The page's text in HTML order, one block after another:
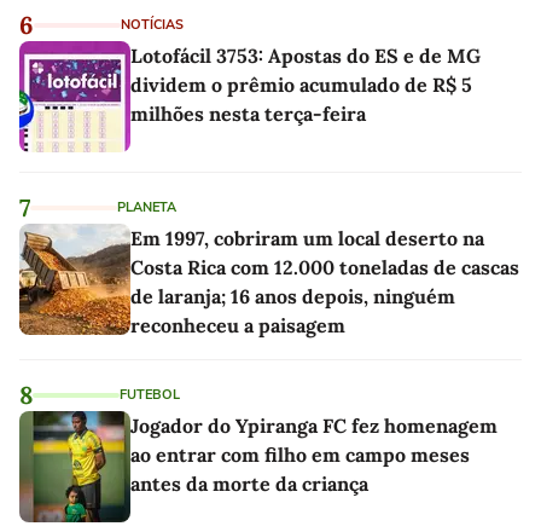
6 NOTÍCIAS
Lotofácil 3753: Apostas do ES e de MG
dividem o prêmio acumulado de R$ 5
milhões nesta terça-feira
7 PLANETA
Em 1997, cobriram um local deserto na
Costa Rica com 12.000 toneladas de cascas
de laranja; 16 anos depois, ninguém
reconheceu a paisagem
8 FUTEBOL
Jogador do Ypiranga FC fez homenagem
ao entrar com filho em campo meses
antes da morte da criança